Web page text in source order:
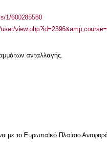
1/600285580
ανταλλαγής.
με το Ευρωπαϊκό Πλαίσιο